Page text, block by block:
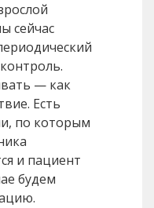
сейчас
— как
Есть
по которым
и пациент
будем